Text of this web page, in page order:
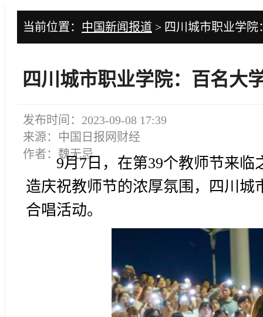
当前位置： 中国新闻报道 > 四川城市职业学院
四川城市职业学院：百名大
发布时间：2023-09-08 17:39
来源：中国日报网财经
作者：魏无忌
9月7日，在第39个教师节来
造庆祝教师节的浓厚氛围，四川城
合唱活动。